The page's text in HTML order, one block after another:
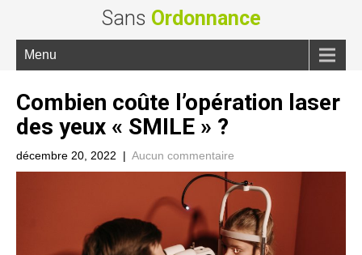
Sans Ordonnance
Menu
Combien coûte l’opération laser
des yeux « SMILE » ?
décembre 20, 2022 | Aucun commentaire